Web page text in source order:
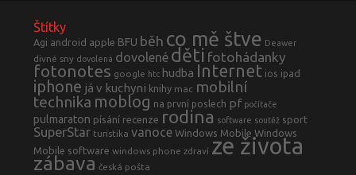
Štítky
Agi android apple BFU běh co mě štve Deawer
divné sny dovolená dovolené děti fotohádanky
fotonotes google htc hudba Internet ios ipad
iphone já v kuchyni knihy mac mobilní
technika moblog na první poslech pf počítače
pulmaraton písání recenze rodina software soutěž sport
SuperStar turistika vanoce Windows Mobile Windows
Mobile software windows phone zdraví ze života
zábava česká pošta